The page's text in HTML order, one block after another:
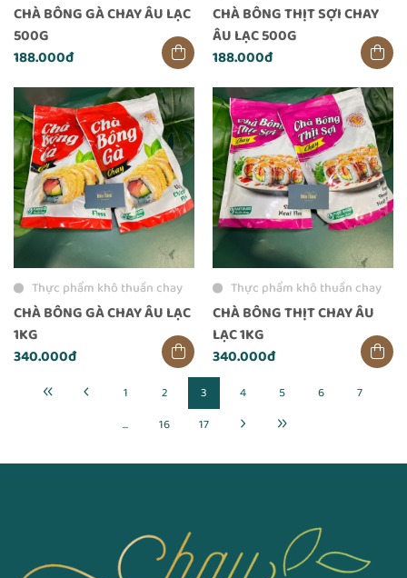
CHÀ BÔNG GÀ CHAY ÂU LẠC
500G
188.000đ
CHÀ BÔNG THỊT SỢI CHAY
ÂU LẠC 500G
188.000đ
Thực phẩm khô thuần chay
CHÀ BÔNG GÀ CHAY ÂU LẠC
1KG
340.000đ
Thực phẩm khô thuần chay
CHÀ BÔNG THỊT CHAY ÂU
LẠC 1KG
340.000đ
1 2 3 4 5 6
7
...
16 17